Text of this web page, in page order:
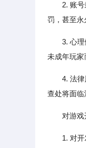
2. 账
罚，甚至永
3. 心
未成年玩家
4. 法
查处将面临
对游
1. 对